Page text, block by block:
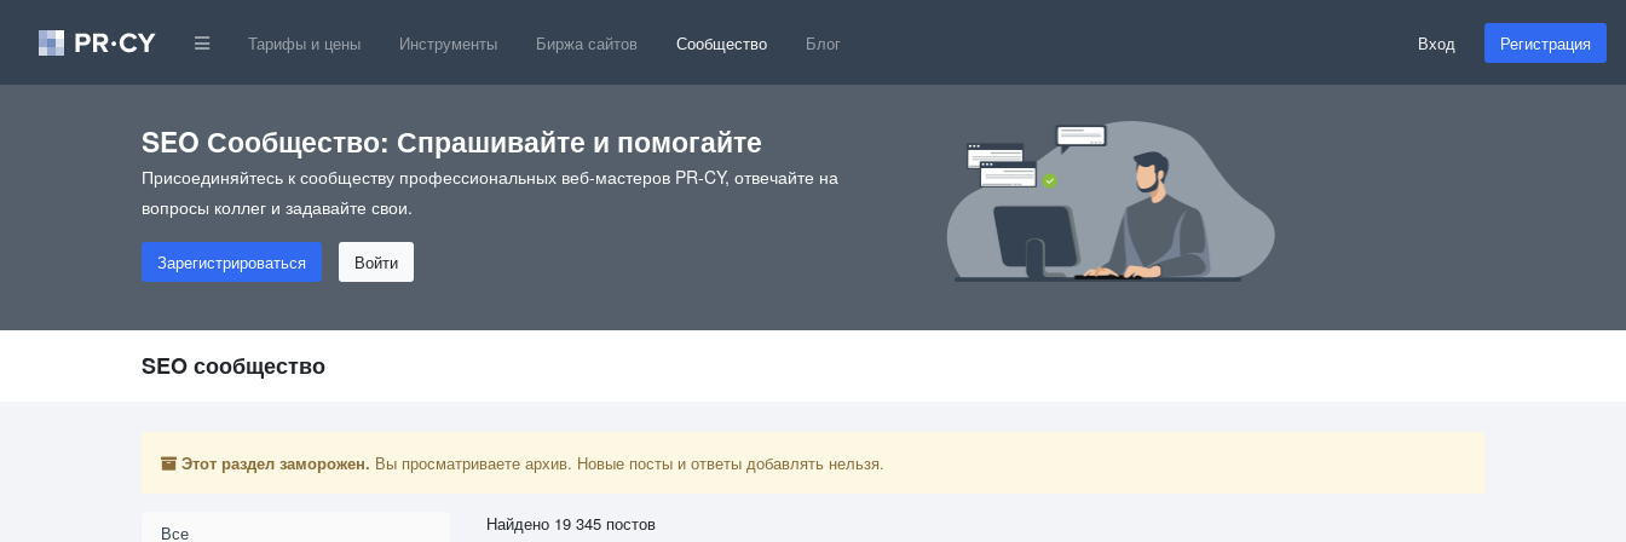
Тарифы и цены Инструменты Биржа сайтов Сообщество Блог Вход Регистрация
SEO Сообщество: Спрашивайте и помогайте
Присоединяйтесь к сообществу профессиональных веб-мастеров PR-CY, отвечайте на
вопросы коллег и задавайте свои.
Зарегистрироваться Войти
SEO сообщество
Этот раздел заморожен. Вы просматриваете архив. Новые посты и ответы добавлять нельзя.
Все Найдено 19 345 постов